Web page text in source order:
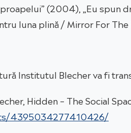
(2004), „Eu
luna plină / Mirror For The
Institutul Blecher va fi
Hidden – The Social
4395034277410426/